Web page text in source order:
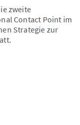
zweite
Contact Point im
Strategie zur